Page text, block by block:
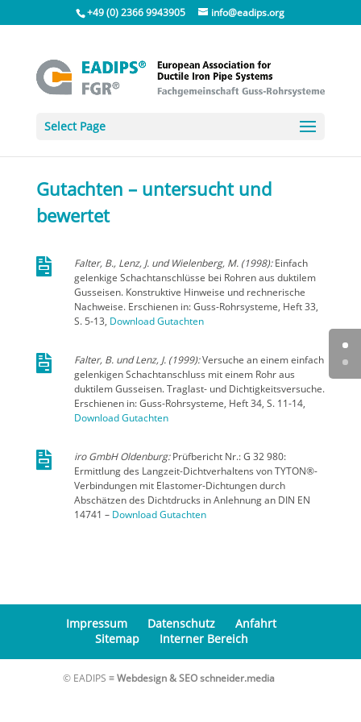
+49 (0) 2366 9943905 info@eadips.org
Select Page
Gutachten – untersucht und
bewertet
 Falter, B., Lenz, J. und Wielenberg, M. (1998):Einfach
gelenkige Schachtanschlüsse bei Rohren aus duktilem
Gusseisen. Konstruktive Hinweise und rechnerische
Nachweise. Erschienen in: Guss-Rohrsysteme, Heft 33,
S. 5-13, Download Gutachten
 Falter, B. und Lenz, J. (1999):Versuche an einem einfach
gelenkigen Schachtanschluss mit einem Rohr aus
duktilem Gusseisen. Traglast- und Dichtigkeitsversuche.
Erschienen in: Guss-Rohrsysteme, Heft 34, S. 11-14,
Download Gutachten
 iro GmbH Oldenburg:Prüfbericht Nr.: G 32 980:
Ermittlung des Langzeit-Dichtverhaltens von TYTON®-
Verbindungen mit Elastomer-Dichtungen durch
Abschätzen des Dichtdrucks in Anlehnung an DIN EN
14741 –Download Gutachten
Impressum Datenschutz
Anfahrt
Sitemap
Interner Bereich
© EADIPS ≡Webdesign & SEO schneider.media